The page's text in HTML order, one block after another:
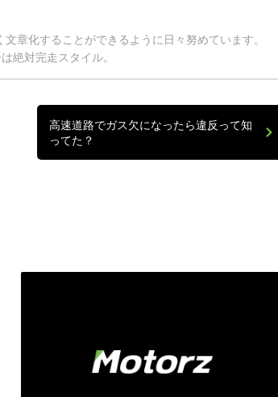
章化することができるように日々努めています。
絶対完走スタイル。
高速道路でガス欠になったら違反って知
ってた？